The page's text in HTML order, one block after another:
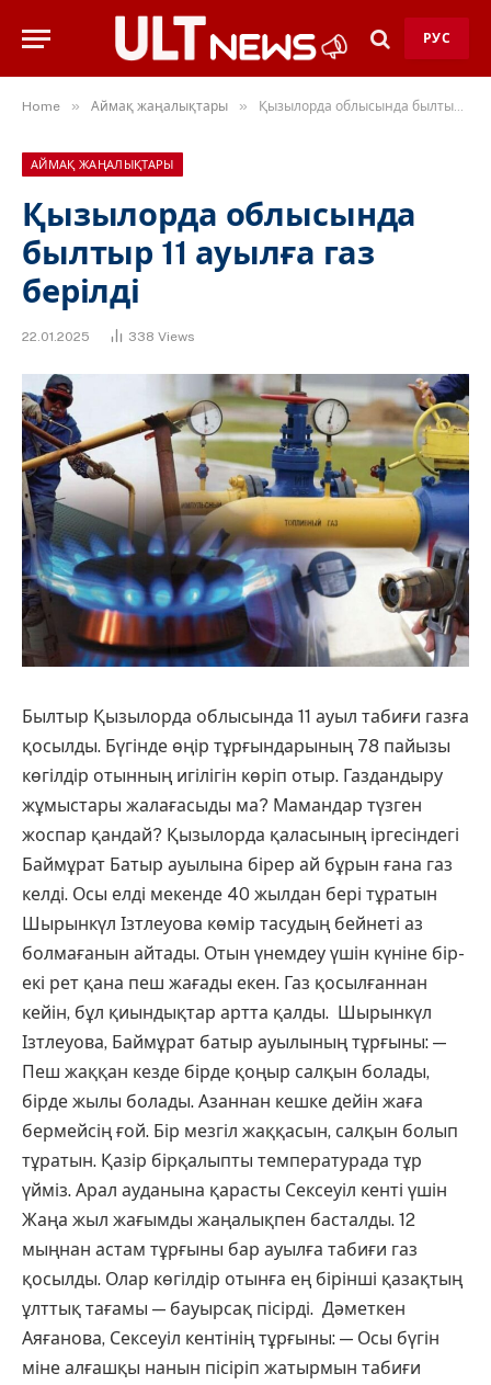
РУС
Home » Аймақ жаңалықтары » Қызылорда облысында былтыр 11 ауылға газ берілді
АЙМАҚ ЖАҢАЛЫҚТАРЫ
Қызылорда облысында
былтыр 11 ауылға газ
берілді
22.01.2025 338 Views
Былтыр Қызылорда облысында 11 ауыл табиғи газға
қосылды. Бүгінде өңір тұрғындарының 78 пайызы
көгілдір отынның игілігін көріп отыр. Газдандыру
жұмыстары жалағасыды ма? Мамандар түзген
жоспар қандай? Қызылорда қаласының іргесіндегі
Баймұрат Батыр ауылына бірер ай бұрын ғана газ
келді. Осы елді мекенде 40 жылдан бері тұратын
Шырынкүл Ізтлеуова көмір тасудың бейнеті аз
болмағанын айтады. Отын үнемдеу үшін күніне бір-
екі рет қана пеш жағады екен. Газ қосылғаннан
кейін, бұл қиындықтар артта қалды. Шырынкүл
Ізтлеуова, Баймұрат батыр ауылының тұрғыны: —
Пеш жаққан кезде бірде қоңыр салқын болады,
бірде жылы болады. Азаннан кешке дейін жаға
бермейсің ғой. Бір мезгіл жаққасын, салқын болып
тұратын. Қазір бірқалыпты температурада тұр
үйміз. Арал ауданына қарасты Сексеуіл кенті үшін
Жаңа жыл жағымды жаңалықпен басталды. 12
мыңнан астам тұрғыны бар ауылға табиғи газ
қосылды. Олар көгілдір отынға ең бірінші қазақтың
ұлттық тағамы — бауырсақ пісірді. Дәметкен
Аяғанова, Сексеуіл кентінің тұрғыны: — Осы бүгін
міне алғашқы нанын пісіріп жатырмын табиғи